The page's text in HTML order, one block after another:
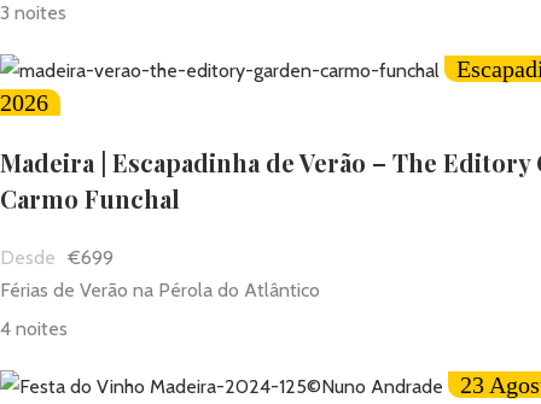
3 noites
2026
Madeira | Escapadinha de Verão – The Editory
Carmo Funchal
€699
Férias de Verão na Pérola do Atlântico
4 noites
23